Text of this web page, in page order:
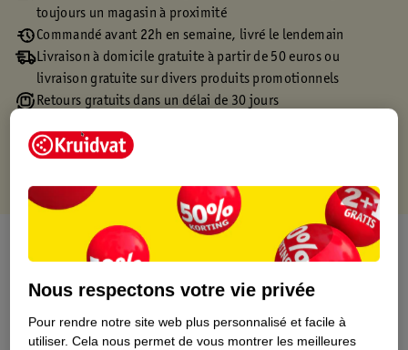
toujours un magasin à proximité
Commandé avant 22h en semaine, livré le lendemain
Livraison à domicile gratuite à partir de 50 euros ou
livraison gratuite sur divers produits promotionnels
Retours gratuits dans un délai de 30 jours
À propos de ce produit
Informations relatives au produit
Informations figurant sur l'étiquette
Nous respectons votre vie privée
Pour rendre notre site web plus personnalisé et facile à
utiliser. Cela nous permet de vous montrer les meilleures